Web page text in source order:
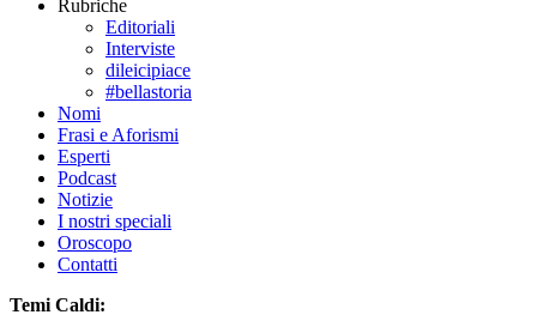
Rubriche
Editoriali
Interviste
dileicipiace
#bellastoria
Nomi
Frasi e Aforismi
Esperti
Podcast
Notizie
I nostri speciali
Oroscopo
Contatti
Temi Caldi: